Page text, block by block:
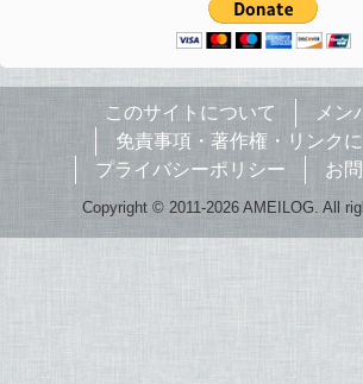
このサイトについて
メン
免責事項・著作権・リンク
プライバシーポリシー
お
Copyright © 2011-2026 AMEILOG. All